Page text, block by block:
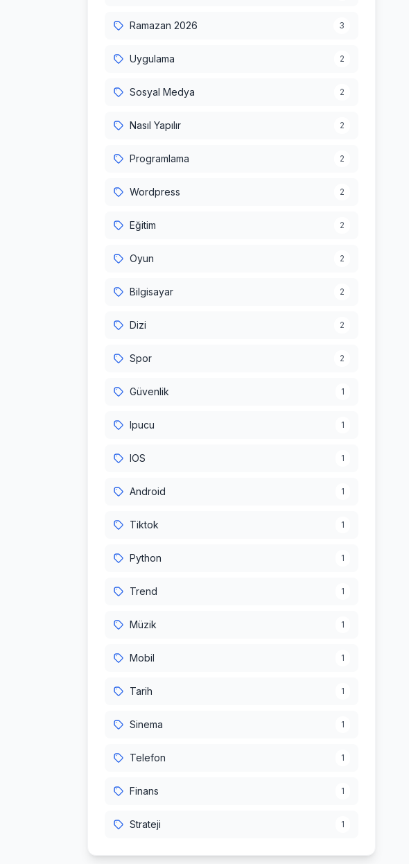
Ramazan 2026 3
Uygulama 2
Sosyal Medya 2
Nasıl Yapılır 2
Programlama 2
Wordpress 2
Eğitim 2
Oyun 2
Bilgisayar 2
Dizi 2
Spor 2
Güvenlik 1
Ipucu 1
IOS 1
Android 1
Tiktok 1
Python 1
Trend 1
Müzik 1
Mobil 1
Tarih 1
Sinema 1
Telefon 1
Finans 1
Strateji 1